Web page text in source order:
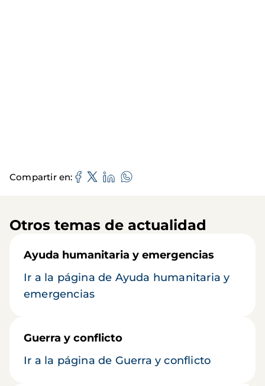
Compartir en
Otros temas de actualidad
Ayuda humanitaria y emergencias
Ir a la página de Ayuda humanitaria y
emergencias
Guerra y conflicto
Ir a la página de Guerra y conflicto